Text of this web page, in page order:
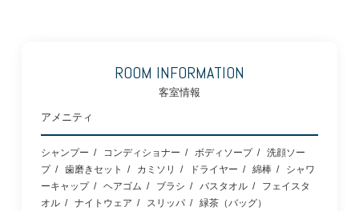
ROOM INFORMATION
客室情報
アメニティ
シャンプー コンディショナー ボディソープ
洗顔ソー
プ
歯磨きセット カミソリ ドライヤー 綿棒
シャワ
ーキャップ
ヘアゴム ブラシ バスタオル
フェイスタ
オル
ナイトウェア スリッパ 緑茶（バッグ）